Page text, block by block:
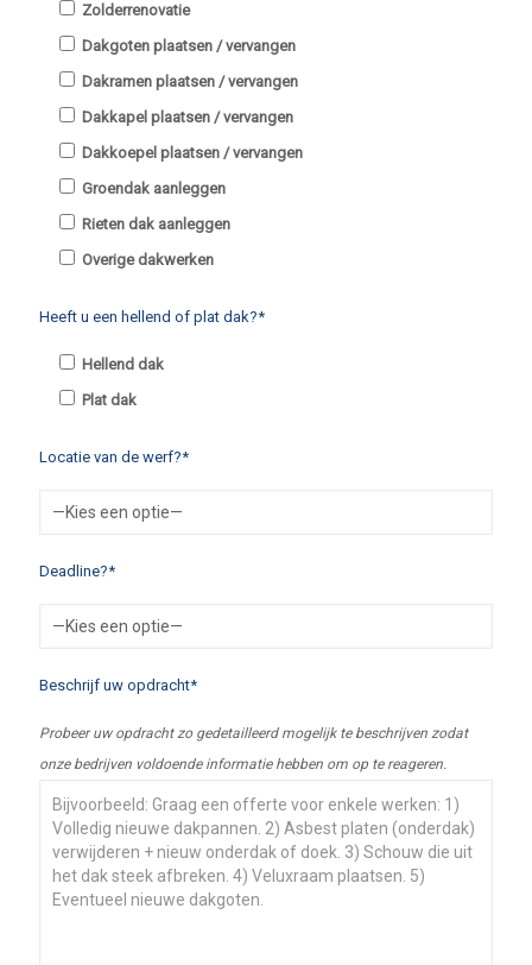
Zolderrenovatie
Dakgoten plaatsen / vervangen
Dakramen plaatsen / vervangen
Dakkapel plaatsen / vervangen
Dakkoepel plaatsen / vervangen
Groendak aanleggen
Rieten dak aanleggen
Overige dakwerken
Heeft u een hellend of plat dak?*
Hellend dak
Plat dak
Locatie van de werf?*
Deadline?*
Beschrijf uw opdracht*
Probeer uw opdracht zo gedetailleerd mogelijk te beschrijven zodat
onze bedrijven voldoende informatie hebben om op te reageren.